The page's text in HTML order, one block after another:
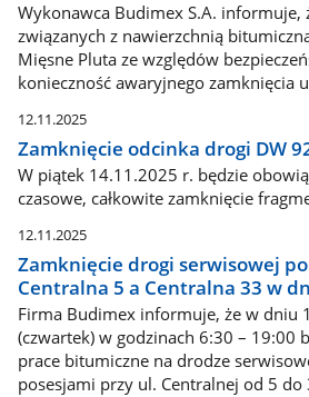
Wykonawca Budimex S.A. informuje,
związanych z nawierzchnią
Mięsne Pluta ze względów
konieczność awaryjnego zamknięcia
12.11.2025
Zamknięcie odcinka drogi DW
W piątek 14.11.2025 r. będzie
czasowe, całkowite zamknięcie
12.11.2025
Zamknięcie drogi serwisowej
Centralna 5 a Centralna 33 w
Firma Budimex informuje, że w dniu
(czwartek) w godzinach 6:30 – 19:00
prace bitumiczne na drodze
posesjami przy ul. Centralnej od 5 do